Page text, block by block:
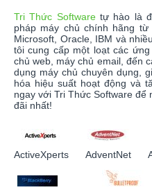
Tri Thức Softwaretự hào là
pháp máy chủ chính hãng
Microsoft, Oracle, IBM và
tôi cung cấp một loạt các
chủ web, máy chủ email, đến
dụng máy chủ chuyên dụng,
hóa hiệu suất hoạt động và
ngay với Tri Thức Software để
đãi nhất!
ActiveXperts AdventNet